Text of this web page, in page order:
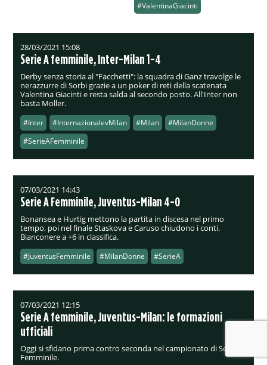
#ValentinaGiacinti
28/03/2021 15:08
Serie A femminile, Inter-Milan 1-4
Derby senza storia al "Facchetti": la squadra di Ganz travolge le
nerazzurre di Sorbi grazie a un poker di reti della scatenata
Valentina Giacinti e resta salda al secondo posto. All'Inter non
basta Moller.
#Inter #InternazionalevMilan #Milan
#MilanDonne
#SerieAFemminile
07/03/2021 14:43
Serie A Femminile, Juventus-Milan 4-0
Bonansea e Hurtig mettono la partita in discesa nel primo
tempo, poi nel finale Staskova e Caruso chiudono i conti.
Bianconere a +6 in classifica.
#JuventusFemminile #MilanDonne #SerieA
07/03/2021 12:15
Serie A femminile, Juventus-Milan: le formazioni
ufficiali
Oggi si sfidano prima contro seconda nel campionato di Serie A
Femminile.